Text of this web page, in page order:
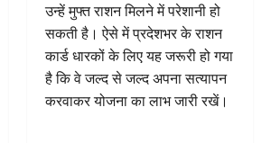
उन्हें मुफ्त राशन मिलने में परेशानी हो
सकती है। ऐसे में प्रदेशभर के राशन
कार्ड धारकों के लिए यह जरूरी हो गया
है कि वे जल्द से जल्द अपना सत्यापन
करवाकर योजना का लाभ जारी रखें।